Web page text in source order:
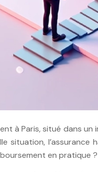
à Paris, situé dans
situation,
en